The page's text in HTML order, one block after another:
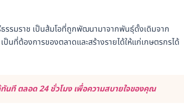
รมราช เป็นส้มโอที่ถูกพัฒนามาจากพันธุ์ดั้งเดิมจาก
ที่ต้องการของตลาดและสร้างรายได้ให้แก่เกษตรกรได้
นที ตลอด 24 ชั่วโมง เพื่อความสบายใจของคุณ